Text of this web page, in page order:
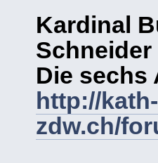
Kardinal
Die sechs
http://kath-
zdw.ch/